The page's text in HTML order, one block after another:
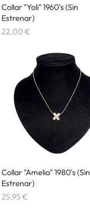
Vista rápida
Collar "Yoli" 1960's (Sin
Estrenar)
Precio
22,00 €
Vista rápida
Collar "Amelia" 1980's (Sin
Estrenar)
Precio
25,95 €